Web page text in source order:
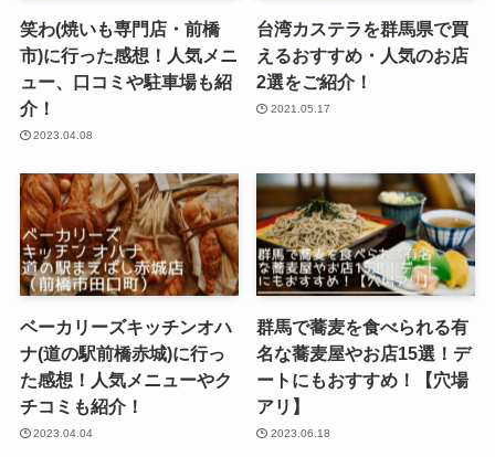
笑わ(焼いも専門店・前橋
市)に行った感想！人気メニ
ュー、口コミや駐車場も紹
介！
2023.04.08
台湾カステラを群馬県で買
えるおすすめ・人気のお店
2選をご紹介！
2021.05.17
ベーカリーズキッチンオハ
ナ(道の駅前橋赤城)に行っ
た感想！人気メニューやク
チコミも紹介！
2023.04.04
群馬で蕎麦を食べられる有
名な蕎麦屋やお店15選！デ
ートにもおすすめ！【穴場
アリ】
2023.06.18